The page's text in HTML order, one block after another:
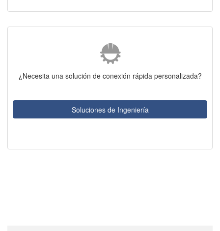
¿Necesita una solución de conexión rápida personalizada?
Soluciones de Ingeniería